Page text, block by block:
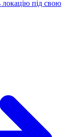
локацію під свою